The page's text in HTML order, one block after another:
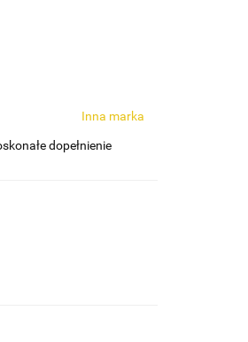
Inna marka
dopełnienie